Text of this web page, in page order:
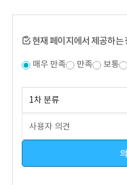
현재 페이지에서 제공하
매우 만족 만족 보통